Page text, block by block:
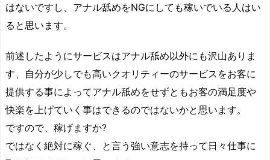
はないですし、アナル舐めをNGにしても稼いでいる人はい
ると思います。
前述したようにサービスはアナル舐め以外にも沢山ありま
す、自分が少しでも高いクオリティーのサービスをお客に
提供する事によってアナル舐めをせずともお客の満足度や
快楽を上げていく事はできるのではないかと思います。
ですので、稼げますか?
ではなく絶対に稼ぐ、と言う強い意志を持って日々仕事に